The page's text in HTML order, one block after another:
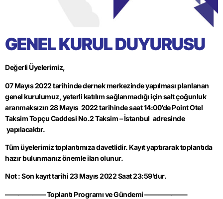
GENEL KURUL DUYURUSU
Değerli Üyelerimiz,
07 Mayıs 2022 tarihinde dernek merkezinde yapılması planlanan
genel kurulumuz, yeterli katılım sağlanmadığı için salt çoğunluk
aranmaksızın28 Mayıs 2022 tarihinde saat 14:00’de Point Otel
Taksim Topçu Caddesi No.2 Taksim – İstanbul adresinde
yapılacaktır.
Tüm üyelerimiz toplantımıza davetlidir. Kayıt yaptırarak toplantıda
hazır bulunmanız önemle ilan olunur.
Not : Son kayıt tarihi 23 Mayıs 2022 Saat 23:59’dur.
—————— Toplantı Programı ve Gündemi ——————-